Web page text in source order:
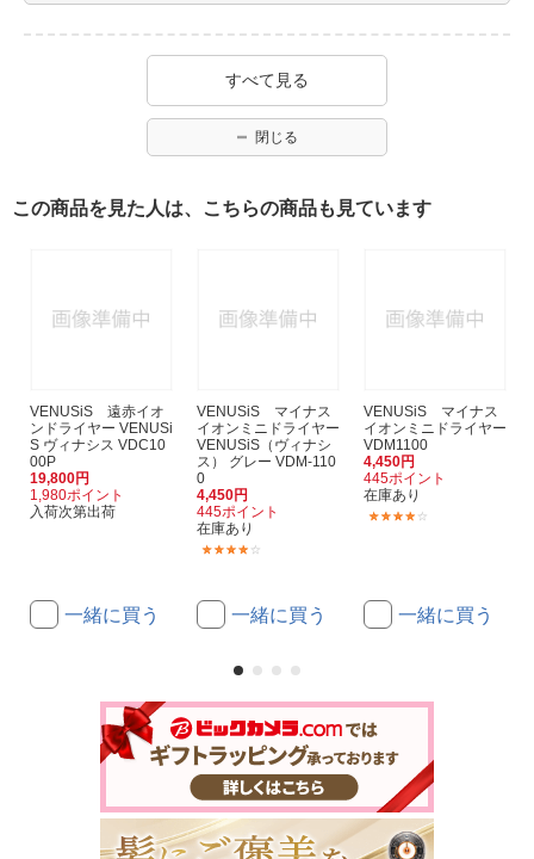
すべて見る
閉じる
この商品を見た人は、こちらの商品も見ています
VENUSiS 遠赤イオ
ンドライヤー VENUSi
S ヴィナシス VDC10
00P
19,800円
1,980ポイント
入荷次第出荷
一緒に買う
VENUSiS マイナス
イオンミニドライヤー
VENUSiS（ヴィナシ
ス） グレー VDM-110
0
4,450円
445ポイント
在庫あり
一緒に買う
VENUSiS マイナス
イオンミニドライヤー
VDM1100
4,450円
445ポイント
在庫あり
一緒に買う